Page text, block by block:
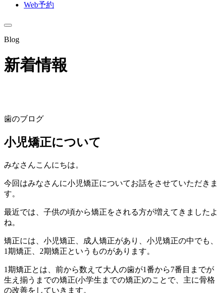
Web予約
Blog
新着情報
歯のブログ
小児矯正について
みなさんこんにちは。
今回はみなさんに小児矯正についてお話をさせていただきま
す。
最近では、子供の頃から矯正をされる方が増えてきましたよ
ね。
矯正には、小児矯正、成人矯正があり、 小児矯正の中でも、
1期矯正、 2期矯正というものがあります。
1期矯正とは、前から数えて大人の歯が1番から7番目までが
生え揃うまでの矯正(小学生までの矯正)のことで、主に骨格
の改善をしていきます。